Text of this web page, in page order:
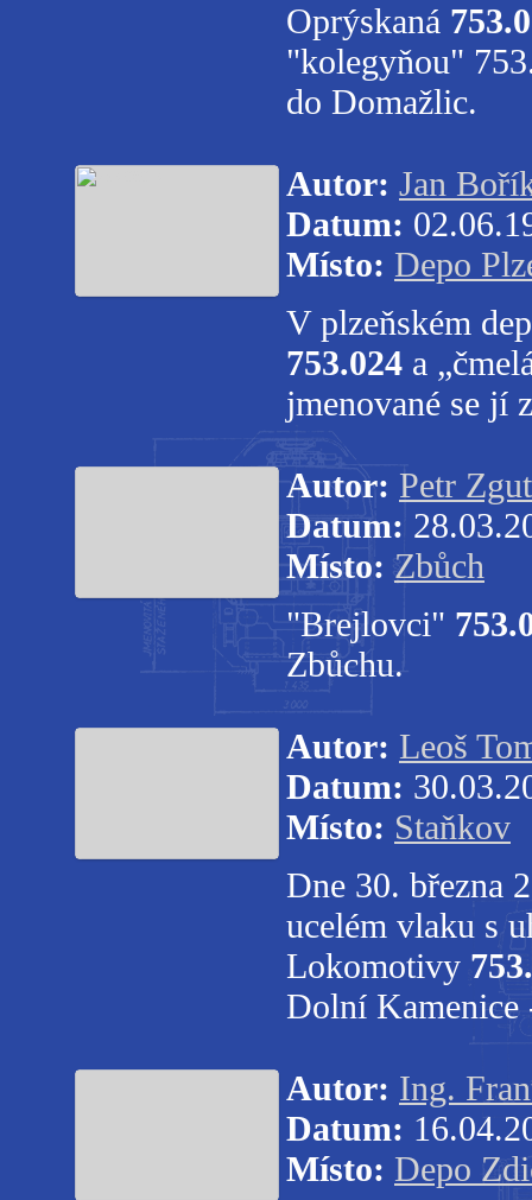
Oprýskaná
"kolegyňou"
do Domažlic.
Autor: Jan
Datum:
Místo: Depo
V plzeňském
753.024 a
jmenované se jí
Autor: Petr Zgut
Datum:
Místo: Zbůch
"Brejlovci"
Zbůchu.
Autor: Leoš
Datum:
Místo: Staňkov
Dne 30. března
ucelém vlaku s
Lokomotivy
Dolní Kamenice
Autor: Ing.
Datum:
Místo: Depo